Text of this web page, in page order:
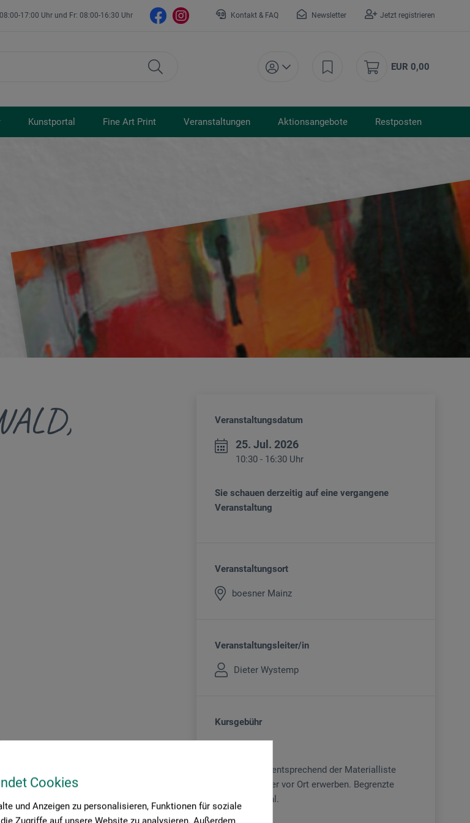
Cookies
und Anzeigen zu personalisieren, Funktionen für soziale
Zugriffe auf unsere Website zu analysieren. Außerdem
17:00 Uhr und Fr: 08:00-16:30 Uhr Kontakt & FAQ Newsletter Jetzt registrieren
EUR 0,00
Kunstportal Fine Art Print Veranstaltungen Aktionsangebote Restposten
der warmen Jahreszeit ein.
Veranstaltungsdatum
25. Jul. 2026
10:30 - 16:30 Uhr
Sie schauen derzeitig auf eine vergangene
Veranstaltung
Veranstaltungsort
boesner Mainz
Veranstaltungsleiter/in
Dieter Wystemp
Kursgebühr
Material bitte entsprechend der Materialliste
mitbringen oder vor Ort erwerben. Begrenzte
Teilnehmerzahl.